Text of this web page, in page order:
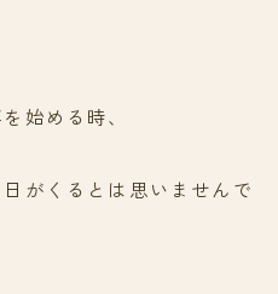
始める時、
がくるとは思いませんで